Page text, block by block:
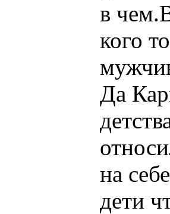
в
кого
Да
на
дети